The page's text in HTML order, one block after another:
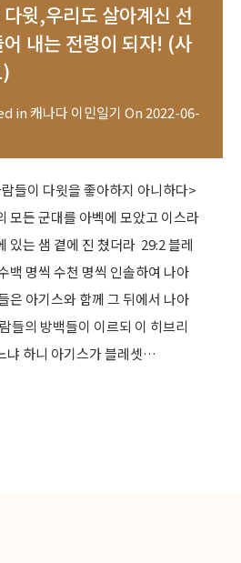
윗,우리도 살아계신 선
내는 전령이 되자! (사
in캐나다 이민일기 On2022-06-
들이 다윗을 좋아하지 아니하다>
모든 군대를 아벡에 모았고 이스라
있는 샘 곁에 진 쳤더라 ​ 29:2 블레
백 명씩 수천 명씩 인솔하여 나아
은 아기스와 함께 그 뒤에서 나아
들의 방백들이 이르되 이 히브리
냐 하니 아기스가 블레셋…